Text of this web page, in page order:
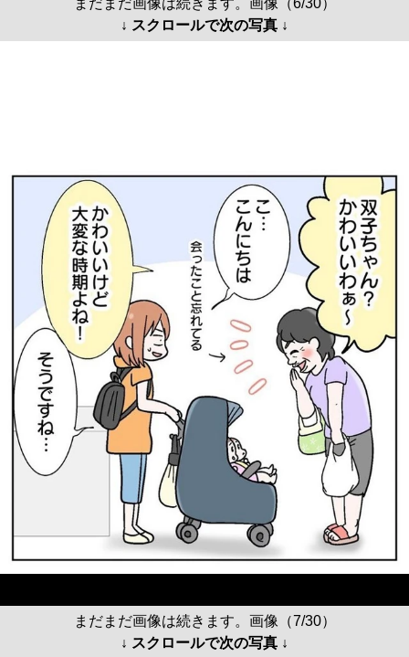
まだまだ画像は続きます。画像（6/30）
↓ スクロールで次の写真 ↓
まだまだ画像は続きます。画像（7/30）
↓ スクロールで次の写真 ↓